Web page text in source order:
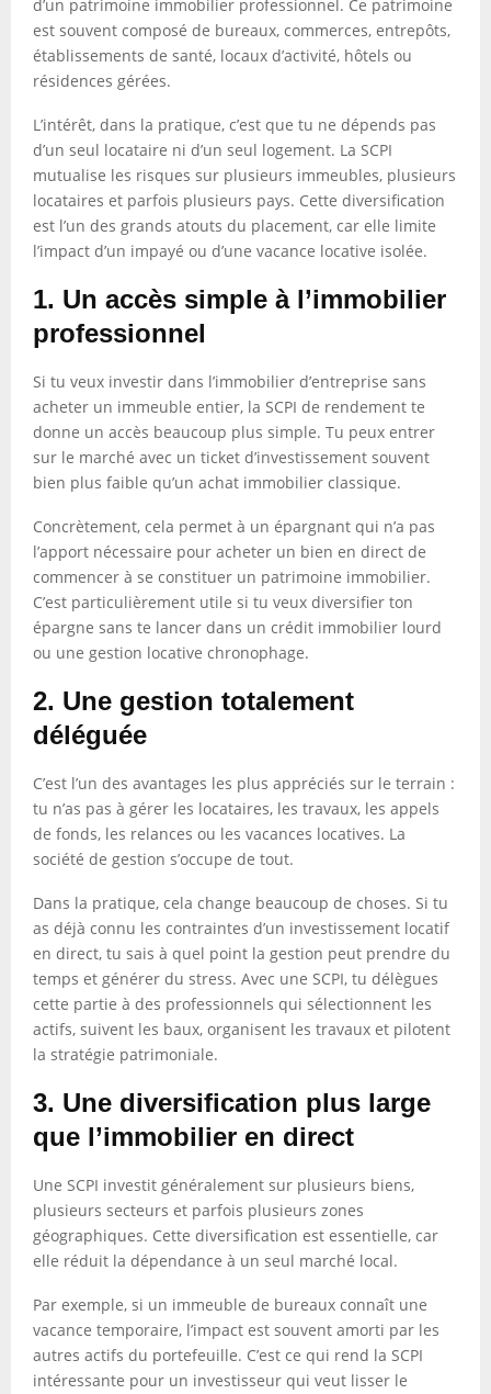
d’un patrimoine immobilier professionnel. Ce patrimoine
est souvent composé de bureaux, commerces, entrepôts,
établissements de santé, locaux d’activité, hôtels ou
résidences gérées.
L’intérêt, dans la pratique, c’est que tu ne dépends pas
d’un seul locataire ni d’un seul logement. La SCPI
mutualise les risques sur plusieurs immeubles, plusieurs
locataires et parfois plusieurs pays. Cette diversification
est l’un des grands atouts du placement, car elle limite
l’impact d’un impayé ou d’une vacance locative isolée.
1. Un accès simple à l’immobilier
professionnel
Si tu veux investir dans l’immobilier d’entreprise sans
acheter un immeuble entier, la SCPI de rendement te
donne un accès beaucoup plus simple. Tu peux entrer
sur le marché avec un ticket d’investissement souvent
bien plus faible qu’un achat immobilier classique.
Concrètement, cela permet à un épargnant qui n’a pas
l’apport nécessaire pour acheter un bien en direct de
commencer à se constituer un patrimoine immobilier.
C’est particulièrement utile si tu veux diversifier ton
épargne sans te lancer dans un crédit immobilier lourd
ou une gestion locative chronophage.
2. Une gestion totalement
déléguée
C’est l’un des avantages les plus appréciés sur le terrain :
tu n’as pas à gérer les locataires, les travaux, les appels
de fonds, les relances ou les vacances locatives. La
société de gestion s’occupe de tout.
Dans la pratique, cela change beaucoup de choses. Si tu
as déjà connu les contraintes d’un investissement locatif
en direct, tu sais à quel point la gestion peut prendre du
temps et générer du stress. Avec une SCPI, tu délègues
cette partie à des professionnels qui sélectionnent les
actifs, suivent les baux, organisent les travaux et pilotent
la stratégie patrimoniale.
3. Une diversification plus large
que l’immobilier en direct
Une SCPI investit généralement sur plusieurs biens,
plusieurs secteurs et parfois plusieurs zones
géographiques. Cette diversification est essentielle, car
elle réduit la dépendance à un seul marché local.
Par exemple, si un immeuble de bureaux connaît une
vacance temporaire, l’impact est souvent amorti par les
autres actifs du portefeuille. C’est ce qui rend la SCPI
intéressante pour un investisseur qui veut lisser le